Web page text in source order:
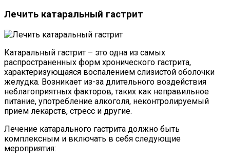
Лечить катаральный гастрит
Катаральный гастрит – это одна из самых
распространенных форм хронического гастрита,
характеризующаяся воспалением слизистой оболочки
желудка. Возникает из-за длительного воздействия
неблагоприятных факторов, таких как неправильное
питание, употребление алкоголя, неконтролируемый
прием лекарств, стресс и другие.
Лечение катарального гастрита должно быть
комплексным и включать в себя следующие
мероприятия: